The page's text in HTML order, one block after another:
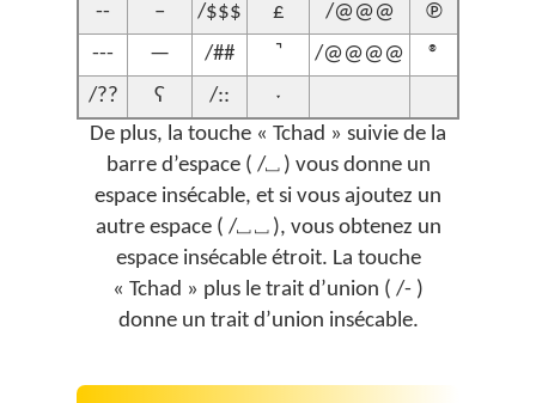
--
– /$$$ £ /@@@
℗
---
— /## /@@@@
®
/??
ʕ /::
ˑ
De plus, la touche « Tchad » suivie de la
barre d’espace ( /⎵ ) vous donne un
espace insécable, et si vous ajoutez un
autre espace ( /⎵ ⎵ ), vous obtenez un
espace insécable étroit. La touche
« Tchad » plus le trait d’union ( /- )
donne un trait d’union insécable.